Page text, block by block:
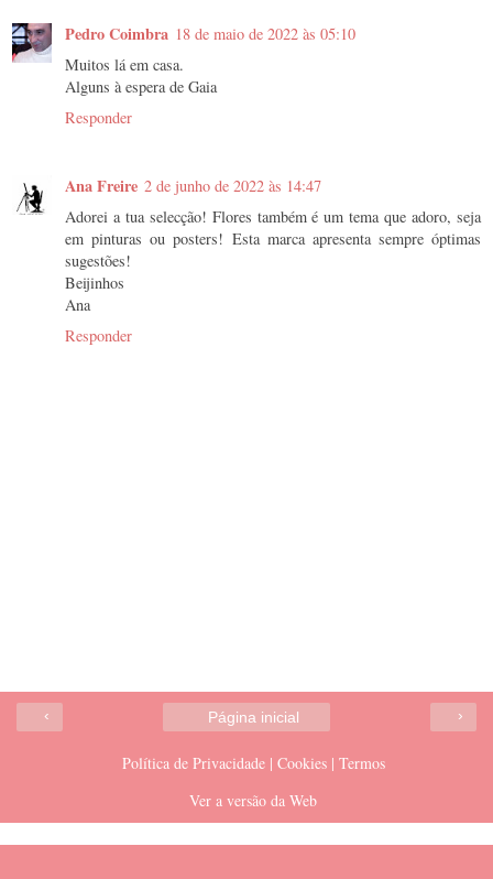
Pedro Coimbra 18 de maio de 2022 às 05:10
Muitos lá em casa.
Alguns à espera de Gaia
Responder
Ana Freire 2 de junho de 2022 às 14:47
Adorei a tua selecção! Flores também é um tema que adoro, seja
em pinturas ou posters! Esta marca apresenta sempre óptimas
sugestões!
Beijinhos
Ana
Responder
‹ ›
Página inicial
Política de Privacidade | Cookies | Termos
Ver a versão da Web